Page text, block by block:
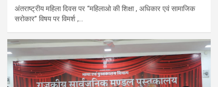
अंतराष्ट्रीय महिला दिवस पर “महिलाओ की शिक्षा , अधिकार एवं सामाजिक
सरोकार” विषय पर विमर्श ,…